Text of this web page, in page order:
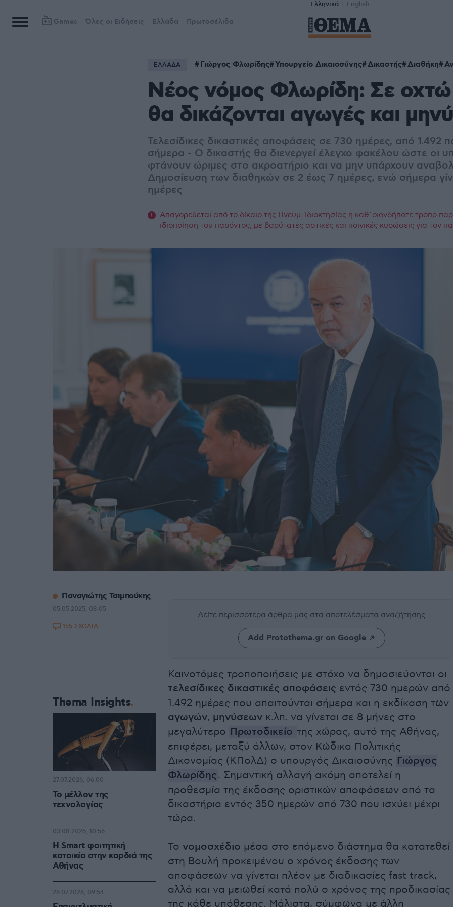
Ελληνικά English
Games Όλες οι Ειδήσεις Ελλάδα Πρωτοσέλιδα
ΕΛΛΑΔΑ Γιώργος Φλωρίδης Υπουργείο Δικαιοσύνης Δικαστής Διαθήκη
Νέος νόμος Φλωρίδη: Σε
θα δικάζονται αγωγές και
Τελεσίδικες δικαστικές αποφάσεις σε 730 ημέρες, από 1.492
σήμερα - Ο δικαστής θα διενεργεί έλεγχο φακέλου ώστε οι
φτάνουν ώριμες στο ακροατήριο και να μην υπάρχουν
Δημοσίευση των διαθηκών σε 2 έως 7 ημέρες, ενώ σήμερα
ημέρες
Απαγορεύεται από το δίκαιο της Πνευμ. Ιδιοκτησίας η καθ΄οιονδήποτε τρόπο
ιδιοποίηση του παρόντος, με βαρύτατες αστικές και ποινικές κυρώσεις για τον
Δείτε περισσότερα άρθρα μας στα αποτελέσματα αναζήτησης
Add Protothema.gr on Google
Καινοτόμες τροποποιήσεις με στόχο να δημοσιεύονται οι
τελεσίδικες δικαστικές αποφάσεις εντός 730 ημερών από
1.492 ημέρες που απαιτούνται σήμερα και η εκδίκαση των
αγωγών, μηνύσεων κ.λπ. να γίνεται σε 8 μήνες στο
μεγαλύτερο Πρωτοδικείο της χώρας, αυτό της Αθήνας,
επιφέρει, μεταξύ άλλων, στον Κώδικα Πολιτικής
Δικονομίας (ΚΠολΔ) ο υπουργός Δικαιοσύνης Γιώργος
Φλωρίδης. Σημαντική αλλαγή ακόμη αποτελεί η
προθεσμία της έκδοσης οριστικών αποφάσεων από τα
δικαστήρια εντός 350 ημερών από 730 που ισχύει μέχρι
τώρα.
Το νομοσχέδιο μέσα στο επόμενο διάστημα θα κατατεθεί
στη Βουλή προκειμένου ο χρόνος έκδοσης των
αποφάσεων να γίνεται πλέον με διαδικασίες fast track,
αλλά και να μειωθεί κατά πολύ ο χρόνος της προδικασίας
της κάθε υπόθεσης. Μάλιστα, σύμφωνα με άλλη
Παναγιώτης Τσιμπούκης
05.05.2025, 08:05
155 ΣΧΟΛΙΑ
Thema Insights
Το μέλλον της
τεχνολογίας
27.07.2026, 06:00
Η Smart φοιτητική
κατοικία στην καρδιά της
Αθήνας
03.08.2026, 10:56
26.07.2026, 09:54